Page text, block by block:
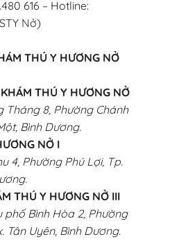
616 – Hotline:
Nở)
THÚ Y HƯƠNG NỞ
THÚ Y HƯƠNG NỞ
Tháng 8, Phường Chánh
Bình Dương.
NỞ I
4, Phường Phú Lợi, Tp.
THÚ Y HƯƠNG NỞ III
phố Bình Hòa 2, Phường
Tân Uyên, Bình Dương.